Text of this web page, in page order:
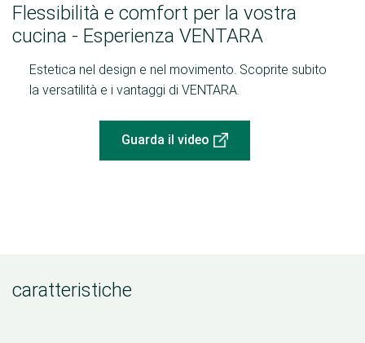
Flessibilità e comfort per la vostra
cucina - Esperienza VENTARA
Estetica nel design e nel movimento. Scoprite subito
la versatilità e i vantaggi di VENTARA.
Guarda il video
caratteristiche